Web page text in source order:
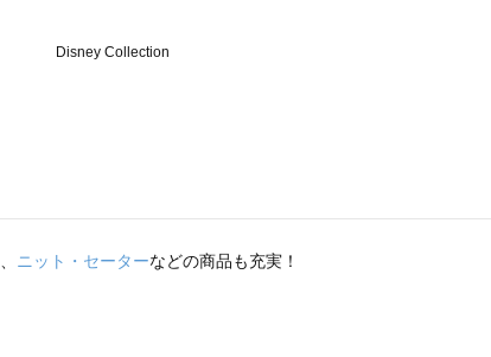
ニット・セーターなどの商品も充実！